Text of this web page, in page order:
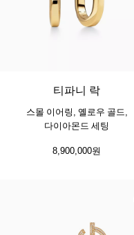
티파니 락
스몰 이어링, 옐로우 골드,
다이아몬드 세팅
8,900,000원